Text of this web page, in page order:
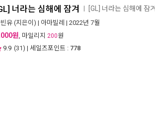
너라는 심해에 잠겨 [GL] 너라는 심해에 잠
유 (지은이) | 아마빌레 | 2022년 7월
원, 마일리지 200원
9.9 (31) | 세일즈포인트 : 778